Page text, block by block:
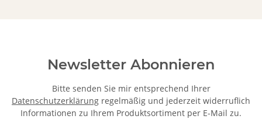
Newsletter Abonnieren
Bitte senden Sie mir entsprechend Ihrer
Datenschutzerklärung regelmäßig und jederzeit widerruflich
Informationen zu Ihrem Produktsortiment per E-Mail zu.